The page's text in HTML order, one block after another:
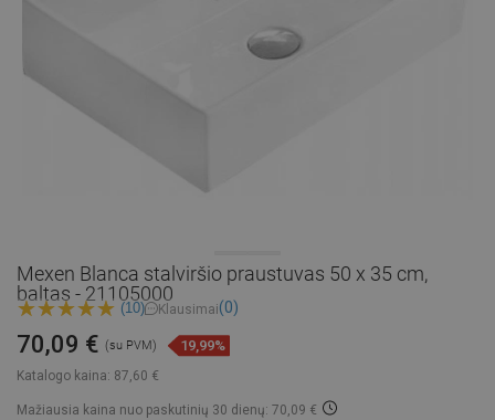
Mexen Blanca stalviršio praustuvas 50 x 35 cm,
baltas - 21105000
(10) Klausimai(0)
Katalogo kaina: 87,60 €
70,09 € (su PVM) 19,99%
Mažiausia kaina nuo paskutinių 30 dienų: 70,09 €